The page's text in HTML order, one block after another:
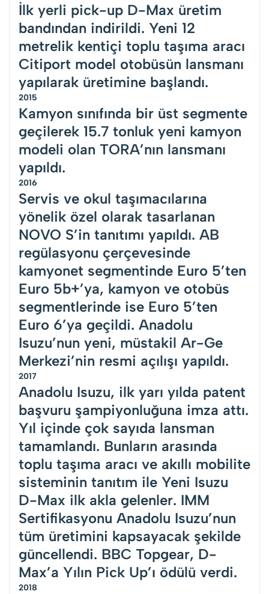
İlk yerli pick-up D-Max üretim
bandından indirildi. Yeni 12
metrelik kentiçi toplu taşıma aracı
Citiport model otobüsün lansmanı
yapılarak üretimine başlandı.
2015
Kamyon sınıfında bir üst segmente
geçilerek 15.7 tonluk yeni kamyon
modeli olan TORA’nın lansmanı
yapıldı.
2016
Servis ve okul taşımacılarına
yönelik özel olarak tasarlanan
NOVO S’in tanıtımı yapıldı. AB
regülasyonu çerçevesinde
kamyonet segmentinde Euro 5’ten
Euro 5b+’ya, kamyon ve otobüs
segmentlerinde ise Euro 5’ten
Euro 6’ya geçildi. Anadolu
Isuzu’nun yeni, müstakil Ar-Ge
Merkezi’nin resmi açılışı yapıldı.
2017
Anadolu Isuzu, ilk yarı yılda patent
başvuru şampiyonluğuna imza attı.
Yıl içinde çok sayıda lansman
tamamlandı. Bunların arasında
toplu taşıma aracı ve akıllı mobilite
sisteminin tanıtım ile Yeni Isuzu
D-Max ilk akla gelenler. IMM
Sertifikasyonu Anadolu Isuzu’nun
tüm üretimini kapsayacak şekilde
güncellendi. BBC Topgear, D-
Max’a Yılın Pick Up’ı ödülü verdi.
2018